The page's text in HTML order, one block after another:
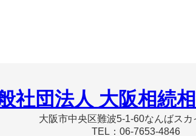
社団法人 大阪相続
大阪市中央区難波5-1-60なんばスカ
TEL：06-7653-4846